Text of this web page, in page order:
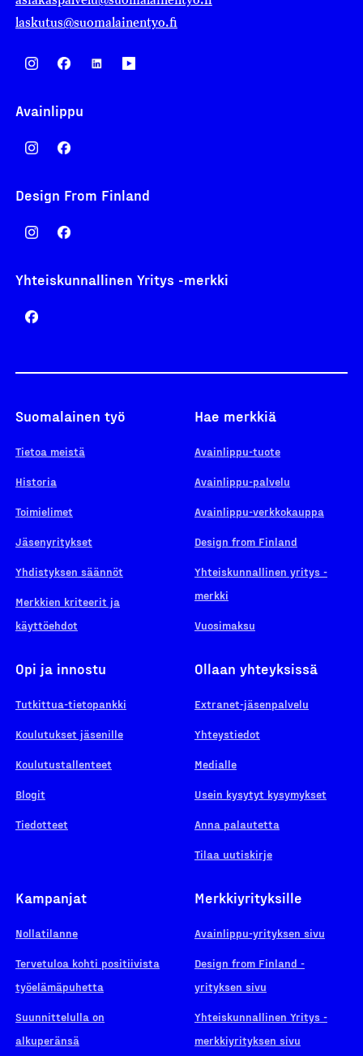
laskutus@suomalainentyo.fi
Avainlippu
Design From Finland
Yhteiskunnallinen Yritys -merkki
Suomalainen työ
Tietoa meistä
Historia
Toimielimet
Jäsenyritykset
Yhdistyksen säännöt
Merkkien kriteerit ja
käyttöehdot
Hae merkkiä
Avainlippu-tuote
Avainlippu-palvelu
Avainlippu-verkkokauppa
Design from Finland
Yhteiskunnallinen yritys -
merkki
Vuosimaksu
Opi ja innostu
Tutkittua-tietopankki
Koulutukset jäsenille
Koulutustallenteet
Blogit
Tiedotteet
Ollaan yhteyksissä
Extranet-jäsenpalvelu
Yhteystiedot
Medialle
Usein kysytyt kysymykset
Anna palautetta
Tilaa uutiskirje
Kampanjat
Nollatilanne
Tervetuloa kohti positiivista
työelämäpuhetta
Suunnittelulla on
alkuperänsä
Merkkiyrityksille
Avainlippu-yrityksen sivu
Design from Finland -
yrityksen sivu
Yhteiskunnallinen Yritys -
merkkiyrityksen sivu